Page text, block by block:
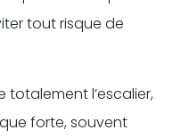
tout risque de
l’escalier,
forte, souvent